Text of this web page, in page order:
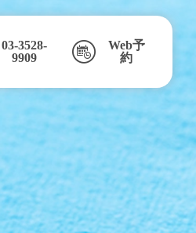
03-3528-
9909
Web予
約